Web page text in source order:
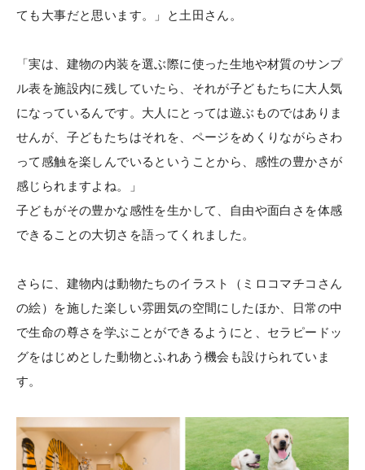
ても大事だと思います。」と土田さん。
「実は、建物の内装を選ぶ際に使った生地や材質のサンプ
ル表を施設内に残していたら、それが子どもたちに大人気
になっているんです。大人にとっては遊ぶものではありま
せんが、子どもたちはそれを、ページをめくりながらさわ
って感触を楽しんでいるということから、感性の豊かさが
感じられますよね。」
子どもがその豊かな感性を生かして、自由や面白さを体感
できることの大切さを語ってくれました。
さらに、建物内は動物たちのイラスト（ミロコマチコさん
の絵）を施した楽しい雰囲気の空間にしたほか、日常の中
で生命の尊さを学ぶことができるようにと、セラピードッ
グをはじめとした動物とふれあう機会も設けられていま
す。